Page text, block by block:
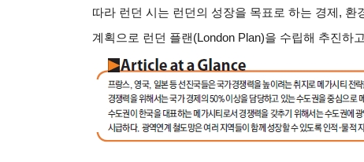
따라 런던 시는 런던의 성장을 목표로 하는 경제,
계획으로 런던 플랜(London Plan)을 수립해 추진하